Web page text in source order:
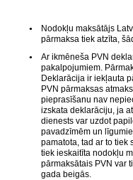
Nodokļu maksātājs
pārmaksa tiek atzīta,
Ar ikmēneša PVN
pakalpojumiem.
Deklarācija ir iekļauta
PVN pārmaksas
pieprasīšanu nav
izskata deklarāciju, ja
dienests var uzdot
pavadzīmēm un
pamatota, tad ar to tiek
tiek ieskaitīta nodokļu
pārmaksātais PVN var
gada beigās.